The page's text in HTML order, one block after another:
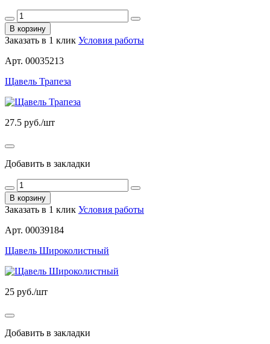
В корзину
Заказать в 1 клик Условия работы
Арт. 00035213
Щавель Трапеза
27.5 руб./шт
Добавить в закладки
В корзину
Заказать в 1 клик Условия работы
Арт. 00039184
Щавель Широколистный
25 руб./шт
Добавить в закладки